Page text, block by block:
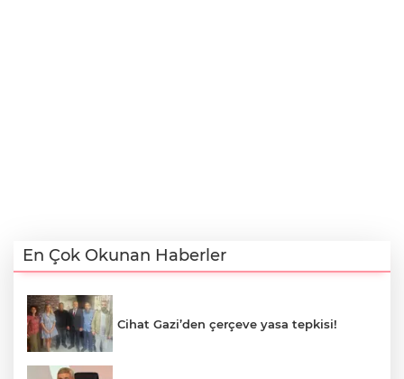
En Çok Okunan Haberler
Cihat Gazi’den çerçeve yasa tepkisi!